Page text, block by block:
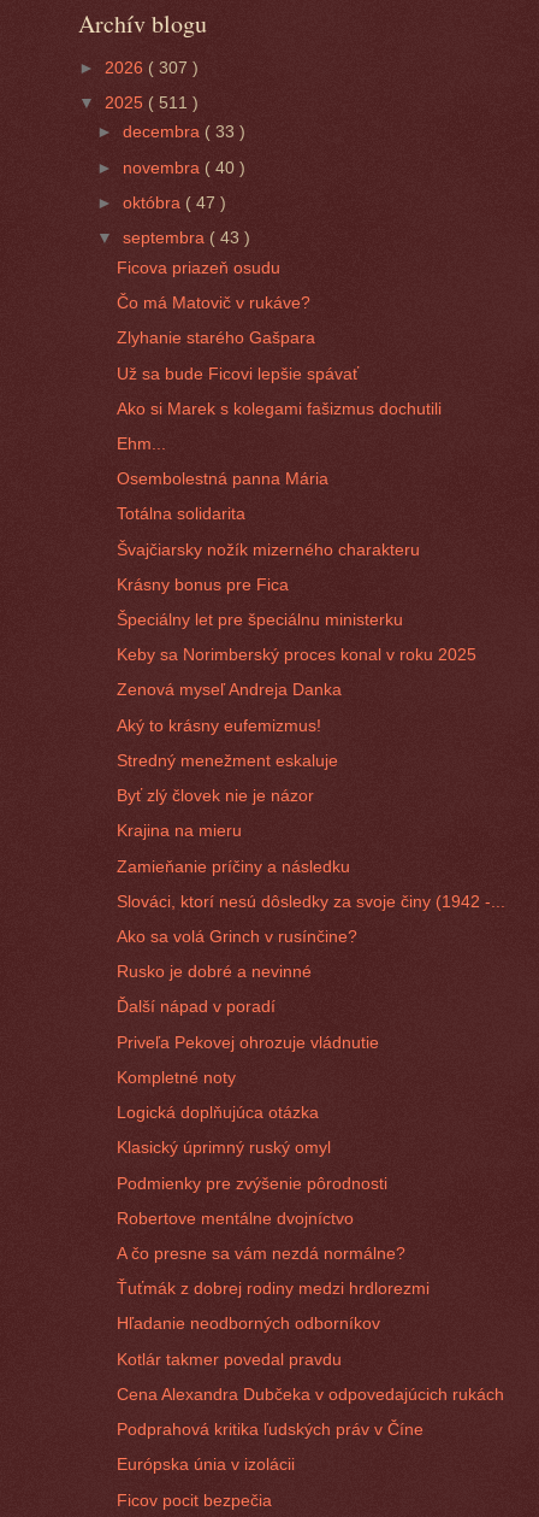
Archív blogu
► 2026 ( 307 )
▼ 2025 ( 511 )
►decembra( 33 )
► novembra ( 40 )
►októbra ( 47 )
▼septembra ( 43 )
Ficova priazeň osudu
Čo má Matovič v rukáve?
Zlyhanie starého Gašpara
Už sa bude Ficovi lepšie spávať
Ako si Marek s kolegami fašizmus dochutili
Ehm...
Osembolestná panna Mária
Totálna solidarita
Švajčiarsky nožík mizerného charakteru
Krásny bonus pre Fica
Špeciálny let pre špeciálnu ministerku
Keby sa Norimberský proces konal v roku 2025
Zenová myseľ Andreja Danka
Aký to krásny eufemizmus!
Stredný menežment eskaluje
Byť zlý človek nie je názor
Krajina na mieru
Zamieňanie príčiny a následku
Slováci, ktorí nesú dôsledky za svoje činy (1942 -...
Ako sa volá Grinch v rusínčine?
Rusko je dobré a nevinné
Ďalší nápad v poradí
Priveľa Pekovej ohrozuje vládnutie
Kompletné noty
Logická doplňujúca otázka
Klasický úprimný ruský omyl
Podmienky pre zvýšenie pôrodnosti
Robertove mentálne dvojníctvo
A čo presne sa vám nezdá normálne?
Ťuťmák z dobrej rodiny medzi hrdlorezmi
Hľadanie neodborných odborníkov
Kotlár takmer povedal pravdu
Cena Alexandra Dubčeka v odpovedajúcich rukách
Podprahová kritika ľudských práv v Číne
Európska únia v izolácii
Ficov pocit bezpečia